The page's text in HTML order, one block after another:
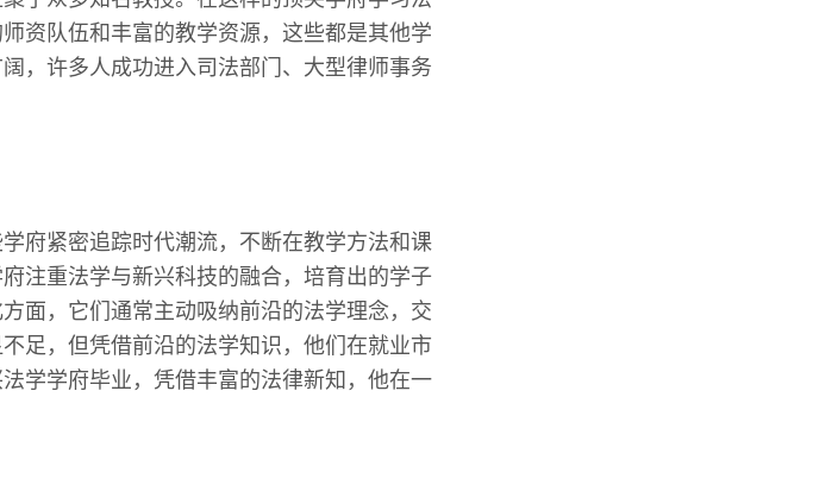
资队伍和丰富的教学资源，这些都是其他学
，许多人成功进入司法部门、大型律师事务
府紧密追踪时代潮流，不断在教学方法和课
注重法学与新兴科技的融合，培育出的学子
面，它们通常主动吸纳前沿的法学理念，交
足，但凭借前沿的法学知识，他们在就业市
学学府毕业，凭借丰富的法律新知，他在一